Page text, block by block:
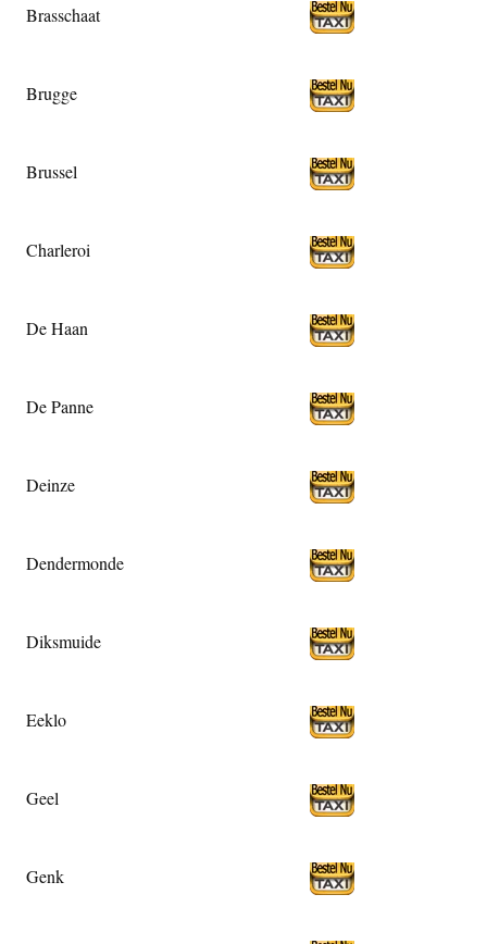
Brasschaat
Brugge
Brussel
Charleroi
De Haan
De Panne
Deinze
Dendermonde
Diksmuide
Eeklo
Geel
Genk